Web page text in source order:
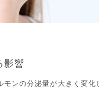
影響
ンの分泌量が大きく変化